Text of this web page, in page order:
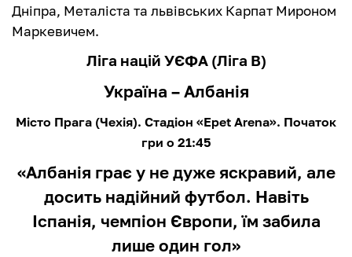
Дніпра, Металіста та львівських Карпат Мироном
Маркевичем.
Ліга націй УЄФА (Ліга В)
Україна – Албанія
Місто Прага (Чехія). Стадіон «Epet Arena». Початок
гри о 21:45
«Албанія грає у не дуже яскравий, але
досить надійний футбол. Навіть
Іспанія, чемпіон Європи, їм забила
лише один гол»